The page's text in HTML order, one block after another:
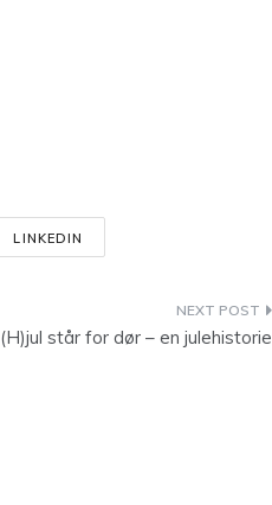
LINKEDIN
(H)jul står for dør – en julehistorie